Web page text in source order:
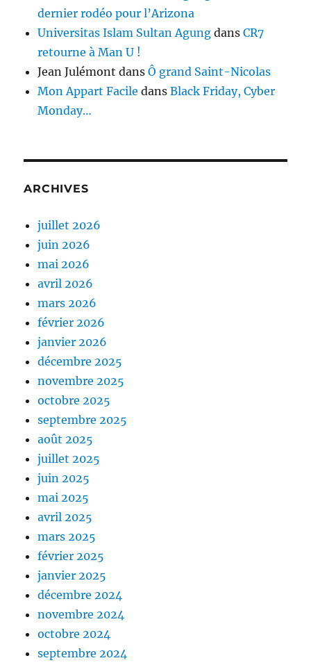
dernier rodéo pour l’Arizona
Universitas Islam Sultan Agung dansCR7
retourne à Man U !
Jean Julémont dansÔ grand Saint-Nicolas
Mon Appart Facile dansBlack Friday, Cyber
Monday…
ARCHIVES
juillet 2026
juin 2026
mai 2026
avril 2026
mars 2026
février 2026
janvier 2026
décembre 2025
novembre 2025
octobre 2025
septembre 2025
août 2025
juillet 2025
juin 2025
mai 2025
avril 2025
mars 2025
février 2025
janvier 2025
décembre 2024
novembre 2024
octobre 2024
septembre 2024